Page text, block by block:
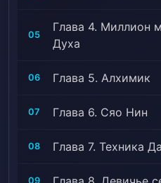
05
Глава 4. Миллион
Духа
06 Глава 5. Алхимик
07 Глава 6. Сяо Нин
08 Глава 7. Техника
09